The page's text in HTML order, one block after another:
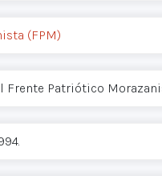
(FPM)
Frente Patriótico